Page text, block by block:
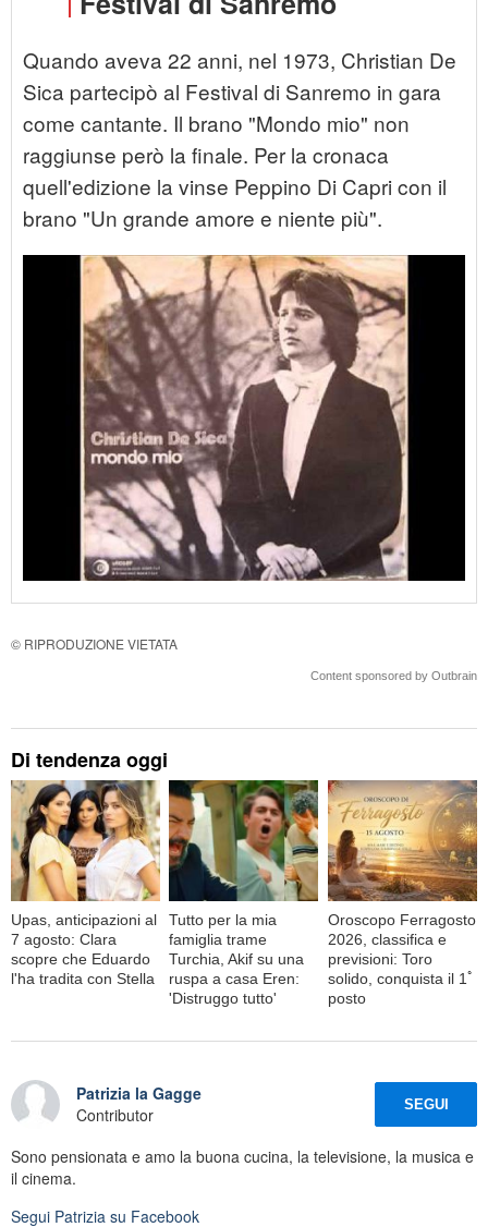
Quando aveva 22 anni, nel 1973, Christian De
Sica partecipò al Festival di Sanremo in gara
come cantante. Il brano "Mondo mio" non
raggiunse però la finale. Per la cronaca
quell'edizione la vinse Peppino Di Capri con il
brano "Un grande amore e niente più".
© RIPRODUZIONE VIETATA
Content sponsored by Outbrain
Di tendenza oggi
Upas, anticipazioni al
7 agosto: Clara
scopre che Eduardo
l'ha tradita con Stella
Tutto per la mia
famiglia trame
Turchia, Akif su una
ruspa a casa Eren:
'Distruggo tutto'
Oroscopo Ferragosto
2026, classifica e
previsioni: Toro
solido, conquista il 1ﾟ
posto
Patrizia la Gagge
Contributor
SEGUI
Sono pensionata e amo la buona cucina, la televisione, la musica e
il cinema.
Segui Patrizia su Facebook